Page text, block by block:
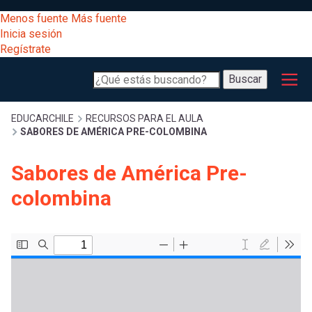
al
contenido
principal
[Educarchile
Escritorio]
Menú
entrar
a
Menos fuente Más fuente
Inicia sesión
Regístrate
Buscar
Buscar
Menú
principal
Desarrollo
Expand
Gestión
Expand
Comunidad
Expand
Expand
Sobrescribir
enlaces
de
ayuda
EDUCARCHILE
RECURSOS PARA EL AULA
SABORES DE AMÉRICA PRE-COLOMBINA
Sabores de América Pre-
colombina